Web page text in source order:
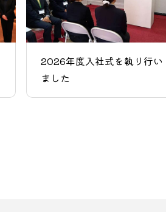
2026年度入社式を執り行い
ました